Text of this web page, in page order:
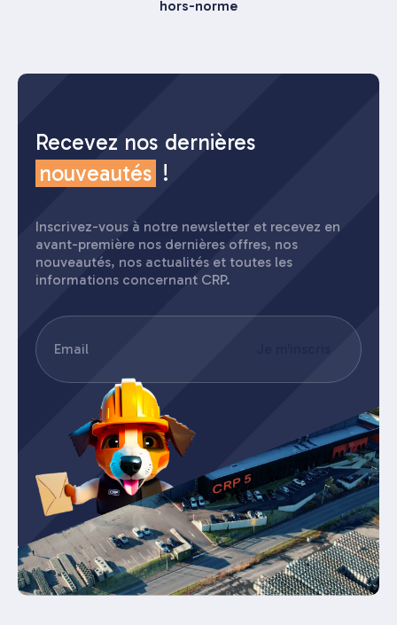
hors-norme
Recevez nos dernières
nouveautés !
Inscrivez-vous à notre newsletter et recevez en
avant-première nos dernières offres, nos
nouveautés, nos actualités et toutes les
informations concernant CRP.
E-
mail (Nécessaire)